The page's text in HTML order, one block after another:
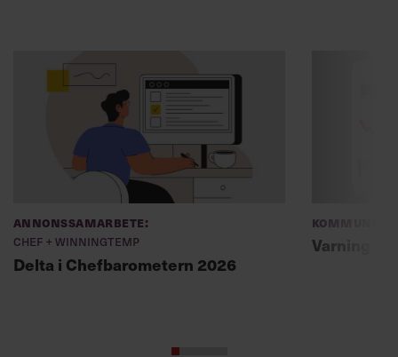
Annonssamarbete:
Chef + Winningtemp
Delta i Chefbarometern 2026
Varning